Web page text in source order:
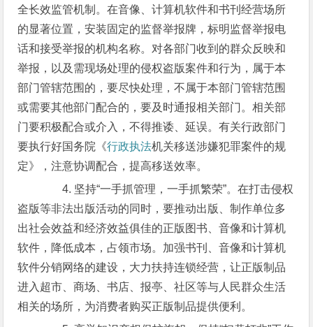
全长效监管机制。在音像、计算机软件和书刊经营场所
的显著位置，安装固定的监督举报牌，标明监督举报电
话和接受举报的机构名称。对各部门收到的群众反映和
举报，以及需现场处理的侵权盗版案件和行为，属于本
部门管辖范围的，要尽快处理，不属于本部门管辖范围
或需要其他部门配合的，要及时通报相关部门。相关部
门要积极配合或介入，不得推诿、延误。有关行政部门
要执行好国务院《行政执法机关移送涉嫌犯罪案件的规
定》，注意协调配合，提高移送效率。
4. 坚持“一手抓管理，一手抓繁荣”。在打击侵权
盗版等非法出版活动的同时，要推动出版、制作单位多
出社会效益和经济效益俱佳的正版图书、音像和计算机
软件，降低成本，占领市场。加强书刊、音像和计算机
软件分销网络的建设，大力扶持连锁经营，让正版制品
进入超市、商场、书店、报亭、社区等与人民群众生活
相关的场所，为消费者购买正版制品提供便利。